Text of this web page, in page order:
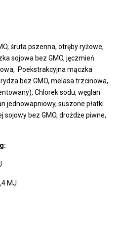
śruta pszenna, otręby ryżowe,
sojowa bez GMO, jęczmień
Poekstrakcyjna mączka
bez GMO, melasa trzcinowa,
Chlorek sodu, węglan
jednowapniowy, suszone płatki
bez GMO, drożdże piwne,
MJ